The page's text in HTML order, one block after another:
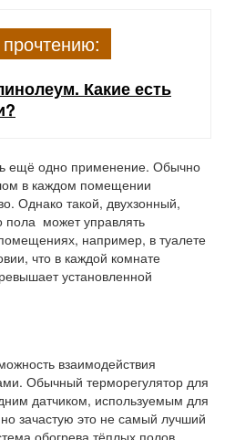
Какие есть
ещё одно применение. Обычно
в каждом помещении
Однако такой, двухзонный,
пола может управлять
например, в туалете
что в каждой комнате
установленной
взаимодействия
Обычный терморегулятор для
датчиком, используемым для
зачастую это не самый лучший
обогрева тёплых полов